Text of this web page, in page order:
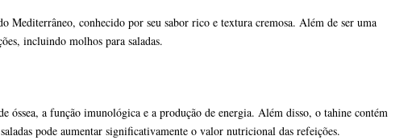
conhecido por seu sabor rico e textura cremosa. Além de ser uma
incluindo molhos para saladas.
óssea, a função imunológica e a produção de energia. Além disso, o tahine contém
pode aumentar significativamente o valor nutricional das refeições.